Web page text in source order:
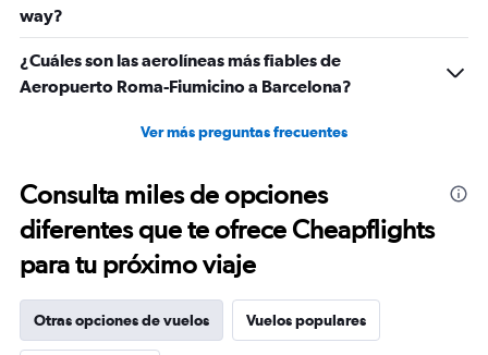
way?
¿Cuáles son las aerolíneas más fiables de
Aeropuerto Roma-Fiumicino a Barcelona?
Ver más preguntas frecuentes
Consulta miles de opciones
diferentes que te ofrece Cheapflights
para tu próximo viaje
Otras opciones de vuelos Vuelos populares